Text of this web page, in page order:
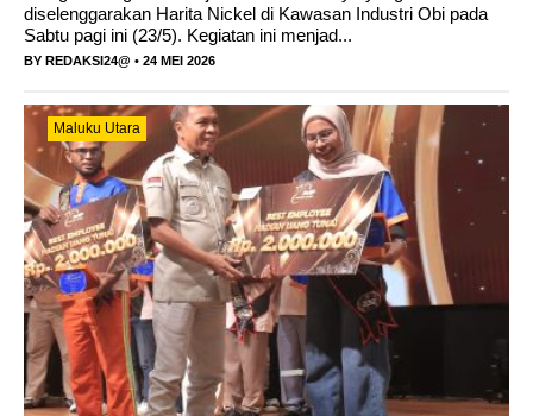
Battery Tech Innovations
diselenggarakan Harita Nickel di Kawasan Industri Obi pada
Sabtu pagi ini (23/5). Kegiatan ini menjad...
BY REDAKSI24@ • 24 MEI 2026
Maluku Utara